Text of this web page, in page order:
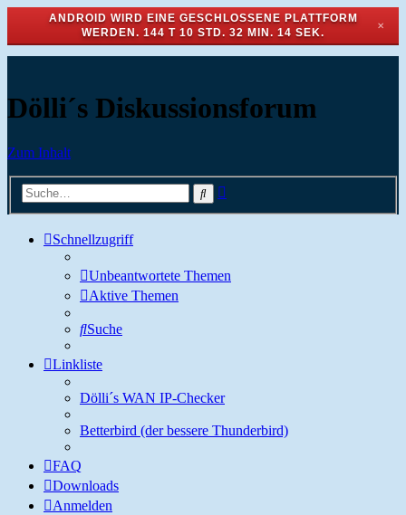
ANDROID WIRD EINE GESCHLOSSENE PLATTFORM
WERDEN. 144 T 10 STD. 32 MIN. 13 SEK.
✕
Dölli´s Diskussionsforum
Zum Inhalt
Suche
Schnellzugriff
Unbeantwortete Themen
Aktive Themen
Suche
Linkliste
Dölli´s WAN IP-Checker
Betterbird (der bessere Thunderbird)
FAQ
Downloads
Anmelden